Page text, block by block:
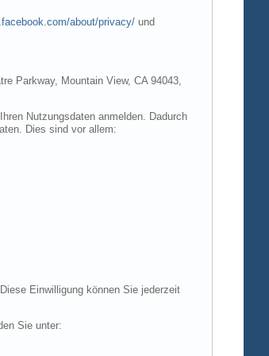
about/privacy/ und
Parkway, Mountain View, CA 94043,
Nutzungsdaten anmelden. Dadurch
Dies sind vor allem:
Einwilligung können Sie jederzeit
Sie unter: